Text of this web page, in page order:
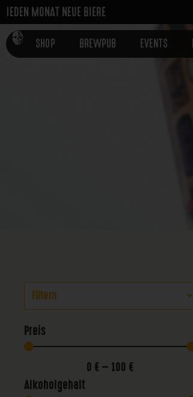
JEDEN MONAT NEUE BIERE
SHOP BREWPUB EVENTS
Filtern
Preis
0 € — 100 €
Alkoholgehalt